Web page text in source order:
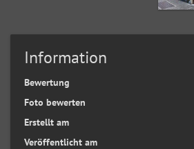
Information
Bewertung
Foto bewerten
Erstellt am
Veröffentlicht am